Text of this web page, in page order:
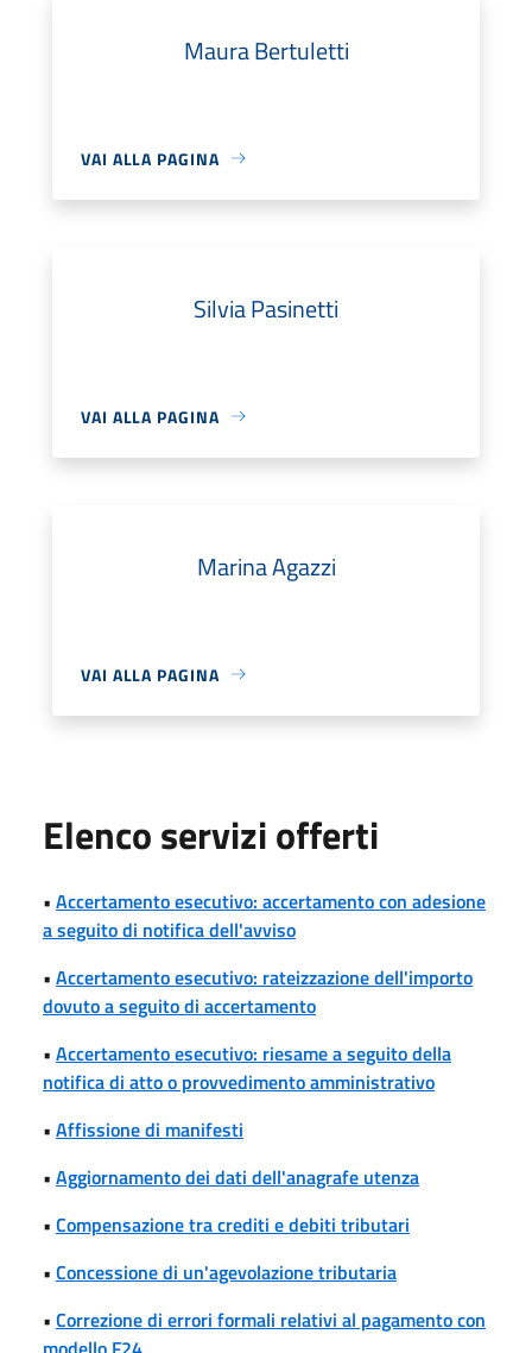
Maura Bertuletti
VAI ALLA PAGINA
Silvia Pasinetti
VAI ALLA PAGINA
Marina Agazzi
VAI ALLA PAGINA
Elenco servizi offerti
• Accertamento esecutivo: accertamento con adesione
a seguito di notifica dell'avviso
• Accertamento esecutivo: rateizzazione dell'importo
dovuto a seguito di accertamento
• Accertamento esecutivo: riesame a seguito della
notifica di atto o provvedimento amministrativo
• Affissione di manifesti
• Aggiornamento dei dati dell'anagrafe utenza
• Compensazione tra crediti e debiti tributari
• Concessione di un'agevolazione tributaria
• Correzione di errori formali relativi al pagamento con